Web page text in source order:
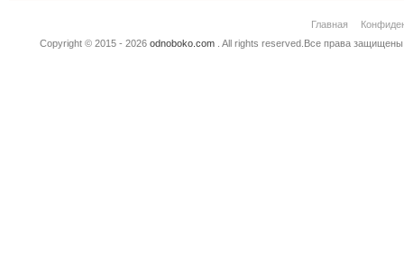
Главная
Copyright © 2015 - 2026 odnoboko.com. All rights reserved.Все права защищены.